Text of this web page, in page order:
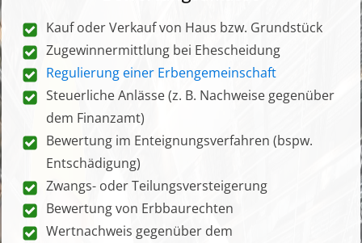
Kauf oder Verkauf von Haus bzw. Grundstück
Zugewinnermittlung bei Ehescheidung
Regulierung einer Erbengemeinschaft
Steuerliche Anlässe (z. B. Nachweise gegenüber
dem Finanzamt)
Bewertung im Enteignungsverfahren (bspw.
Entschädigung)
Zwangs- oder Teilungsversteigerung
Bewertung von Erbbaurechten
Wertnachweis gegenüber dem